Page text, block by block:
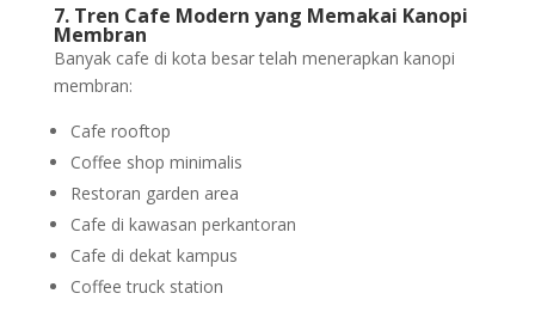
7. Tren Cafe Modern yang Memakai Kanopi
Membran
Banyak cafe di kota besar telah menerapkan kanopi
membran:
Cafe rooftop
Coffee shop minimalis
Restoran garden area
Cafe di kawasan perkantoran
Cafe di dekat kampus
Coffee truck station